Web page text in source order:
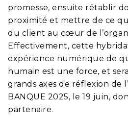
promesse, ensuite rétablir
proximité et mettre de ce
du client au cœur de
Effectivement, cette
expérience numérique de
humain est une force, et
grands axes de réflexion de
BANQUE 2025, le 19 juin,
partenaire.